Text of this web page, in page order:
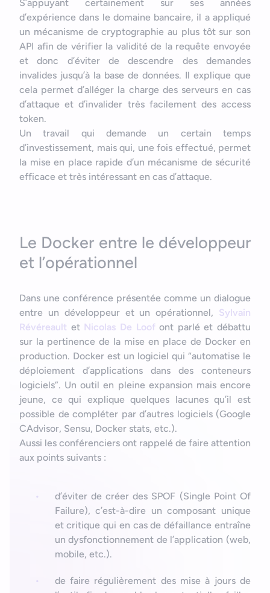
S’appuyant certainement sur ses années
d’expérience dans le domaine bancaire, il a appliqué
un mécanisme de cryptographie au plus tôt sur son
API afin de vérifier la validité de la requête envoyée
et donc d’éviter de descendre des demandes
invalides jusqu’à la base de données. Il explique que
cela permet d’alléger la charge des serveurs en cas
d’attaque et d’invalider très facilement des access
token.
Un travail qui demande un certain temps
d’investissement, mais qui, une fois effectué, permet
la mise en place rapide d’un mécanisme de sécurité
efficace et très intéressant en cas d’attaque.
Le Docker entre le développeur
et l’opérationnel
Dans une conférence présentée comme un dialogue
entre un développeur et un opérationnel, Sylvain
Révéreault et Nicolas De Loofont parlé et débattu
sur la pertinence de la mise en place de Docker en
production. Docker est un logiciel qui “automatise le
déploiement d’applications dans des conteneurs
logiciels”. Un outil en pleine expansion mais encore
jeune, ce qui explique quelques lacunes qu’il est
possible de compléter par d’autres logiciels (Google
CAdvisor, Sensu, Docker stats, etc.).
Aussi les conférenciers ont rappelé de faire attention
aux points suivants :
d’éviter de créer des SPOF (Single Point Of
Failure), c’est-à-dire un composant unique
et critique qui en cas de défaillance entraîne
un dysfonctionnement de l’application (web,
mobile, etc.).
de faire régulièrement des mise à jours de